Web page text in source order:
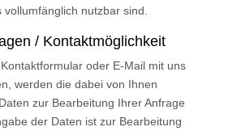
vollumfänglich nutzbar sind.
/ Kontaktmöglichkeit
oder E-Mail mit uns
werden die dabei von Ihnen
zur Bearbeitung Ihrer Anfrage
der Daten ist zur Bearbeitung